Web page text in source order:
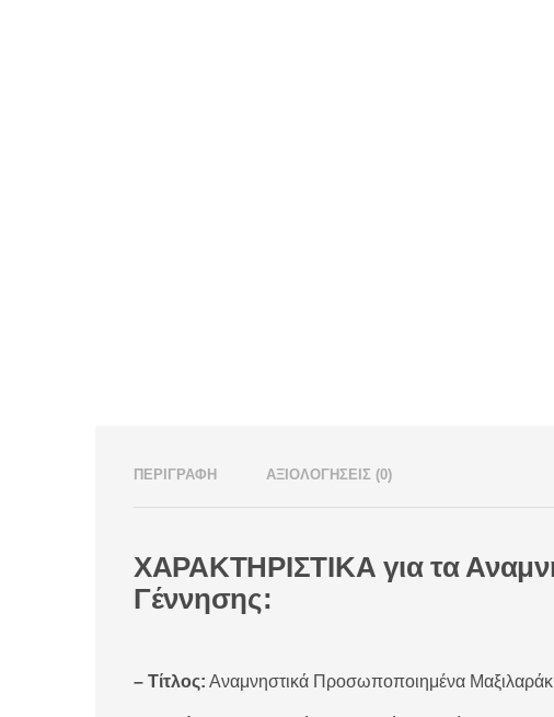
ΠΕΡΙΓΡΑΦΉ ΑΞΙΟΛΟΓΉΣΕΙΣ (0)
ΧΑΡΑΚΤΗΡΙΣΤΙΚΑ για τα
Γέννησης:
– Τίτλος: Αναμνηστικά Προσωποποιημένα